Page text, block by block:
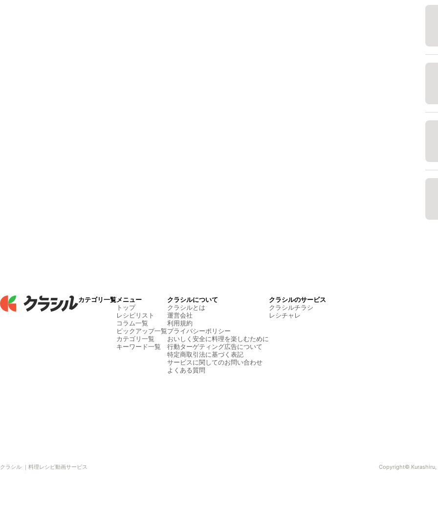
カテゴリ一覧メニュー
トップ
レシピリスト
コラム一覧
ピックアップ一覧
カテゴリ一覧
キーワード一覧
クラシルについて
クラシルとは
運営会社
利用規約
プライバシーポリシー
おいしく安全に料理を楽しむために
行動ターゲティング広告について
特定商取引法に基づく表記
サービスに関してのお問い合わせ
よくある質問
クラシルのサービス
クラシルチラシ
レシチャレ
クラシル ｜料理レシピ動画サービス Copyright© Kurashiru,